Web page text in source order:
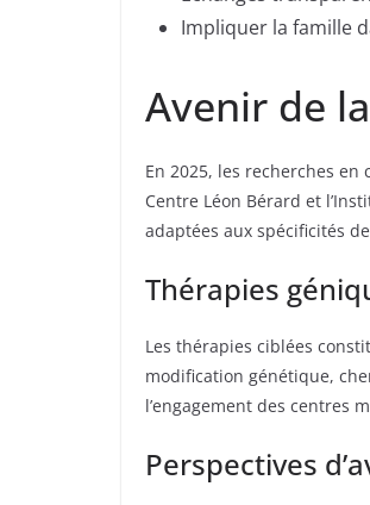
Impliquer la famille
Avenir de
En 2025, les recherches
Centre Léon Bérard et
adaptées aux spécificités
Thérapies
Les thérapies ciblées
modification génétique,
l’engagement des centres
Perspectives